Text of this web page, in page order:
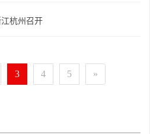
杭州召开
3 4 5 »